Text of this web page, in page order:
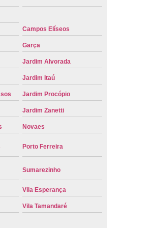
Placa Nova Carro
de Carro
Veicular Amarela
Cravinhos
Veicular Preta
Veicular Vermelha
Cravinhos
de Placa Carro
Reforma Placa Carro
de Placa Veicular
Campos Elíseos
Garça
Jardim Alvorada
Jardim Itaú
Jardim Procópio
Jardim Zanetti
Novaes
Porto Ferreira
Sumarezinho
Vila Esperança
Vila Tamandaré